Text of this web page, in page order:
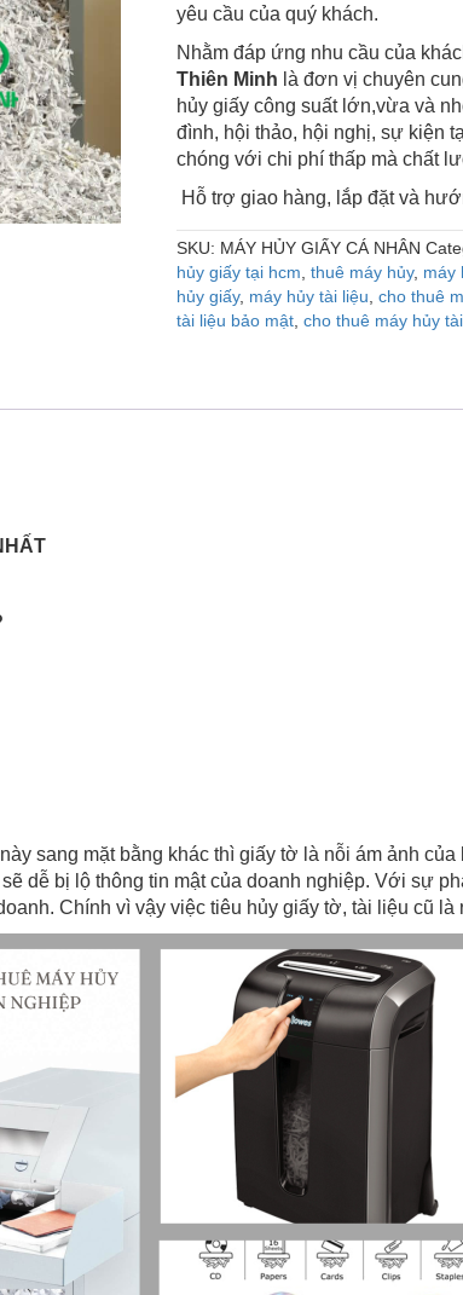
yêu cầu của quý khách.
Nhằm đáp ứng nhu cầu của
Thiên Minh là đơn vị chuyên
hủy giấy công suất lớn,vừa và
đình, hội thảo, hội nghị, sự kiện
chóng với chi phí thấp mà chất
Hỗ trợ giao hàng, lắp đặt và
SKU: MÁY HỦY GIẤY CÁ NHÂN
hủy giấy tại hcm ,thuê máy hủy, máy
hủy giấy, máy hủy tài liệu ,cho thuê
tài liệu bảo mật ,cho thuê máy hủy
sang mặt bằng khác thì giấy tờ là nỗi ám ảnh
dễ bị lộ thông tin mật của doanh nghiệp. Với sự
Chính vì vậy việc tiêu hủy giấy tờ, tài liệu cũ là